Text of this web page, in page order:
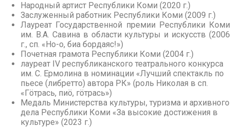
Народный артист Республики Коми (2020 г.)
Заслуженный работник Республики Коми (2009 г.)
Лауреат Государственной премии Республики Коми
им. В.А. Савина в области культуры и искусств (2006
г., сп. «Но-о, биа бордаяс!»)
Почетная грамота Республики Коми (2004 г.)
лауреат IV республиканского театрального конкурса
им. С. Ермолина в номинации «Лучший спектакль по
пьесе (либретто) автора РК» (роль Николая в сп.
«Гöтрась, пиö, гöтрась»)
Медаль Министерства культуры, туризма и архивного
дела Республики Коми «За высокие достижения в
культуре» (2023 г.)